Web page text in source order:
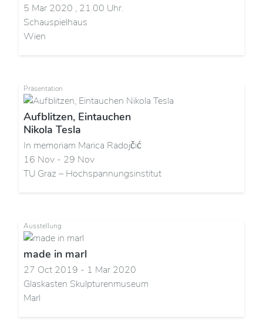
5 Mar 2020 , 21.00 Uhr.
Schauspielhaus
Wien
Präsentation
Aufblitzen, Eintauchen
Nikola Tesla
In memoriam Marica Radojčić
16 Nov - 29 Nov
TU Graz – Hochspannungsinstitut
Ausstellung
made in marl
27 Oct 2019 - 1 Mar 2020
Glaskasten Skulpturenmuseum
Marl